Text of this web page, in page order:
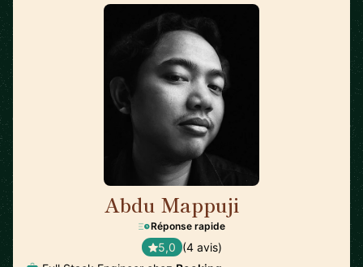
Abdu Mappuji
Réponse rapide
5,0 (4 avis)